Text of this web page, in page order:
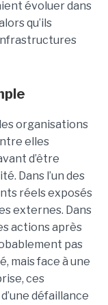
évoluer dans
qu’ils
organisations
elles
d’être
Dans l’un des
réels exposés
externes. Dans
actions après
pas
mais face à une
ces
défaillance